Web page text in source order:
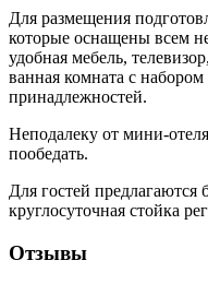
Для размещения
которые оснащены всем
удобная мебель,
ванная комната с
принадлежностей.
Неподалеку от мини-
пообедать.
Для гостей предлагаются
круглосуточная стойка
Отзывы